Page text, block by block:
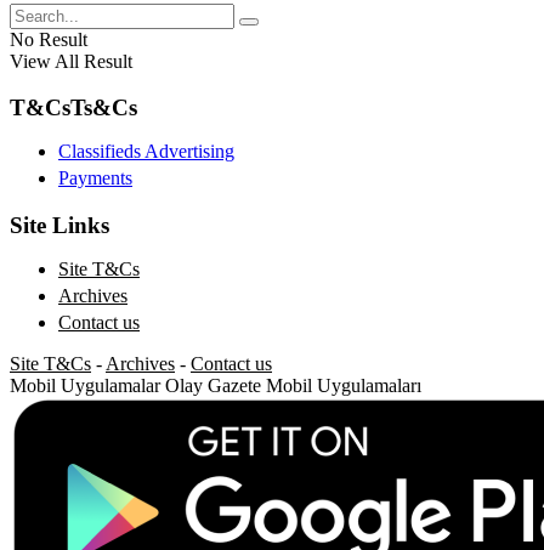
No Result
View All Result
T&CsTs&Cs
Classifieds Advertising
Payments
Site Links
Site T&Cs
Archives
Contact us
Site T&Cs - Archives - Contact us
Mobil Uygulamalar Olay Gazete Mobil Uygulamaları